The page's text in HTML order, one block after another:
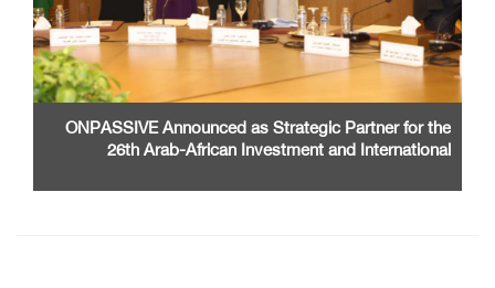
ONPASSIVE Announced as Strategic Partner for the
26th Arab-African Investment and International